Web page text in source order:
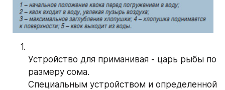
Устройство для приманивая - царь рыбы по
размеру сома.
Специальным устройством и определенной